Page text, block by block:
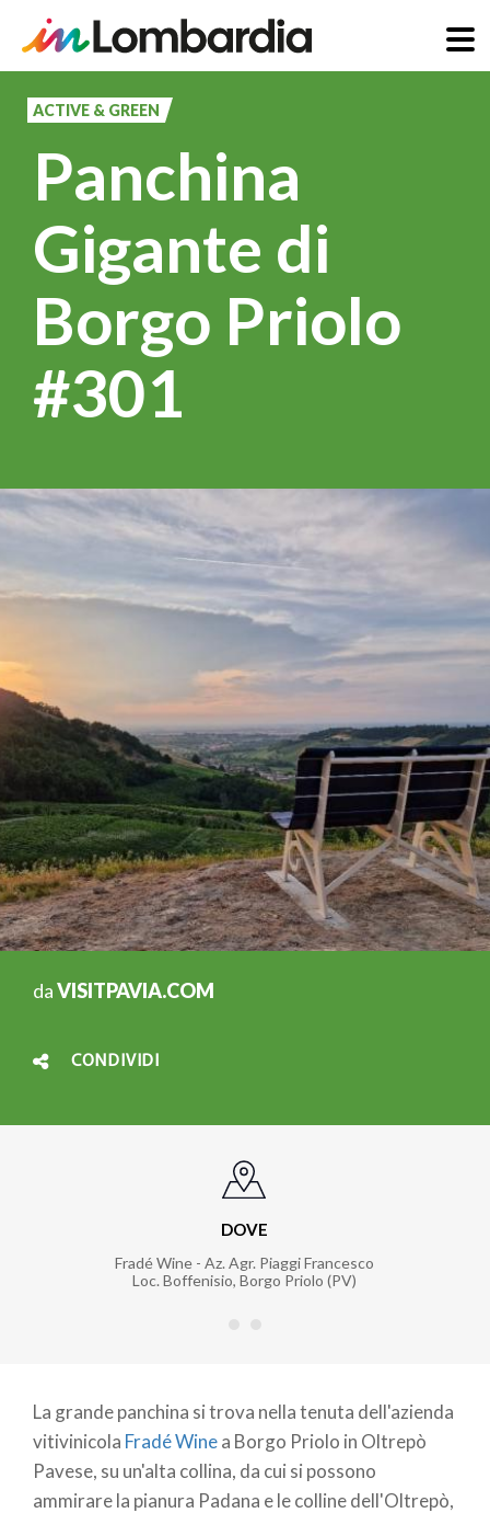
principale
ACTIVE & GREEN
Panchina
Gigante di
Borgo Priolo
#301
daVISITPAVIA.COM
CONDIVIDI
DOVE
Fradé Wine - Az. Agr. Piaggi Francesco
Loc. Boffenisio, Borgo Priolo (PV)
La grande panchina si trova nella tenuta dell'azienda
vitivinicola Fradé Winea Borgo Priolo in Oltrepò
Pavese, su un'alta collina, da cui si possono
ammirare la pianura Padana e le colline dell'Oltrepò,